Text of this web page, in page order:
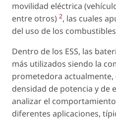
movilidad eléctrica
entre otros) 2, las cuales
del uso de los
Dentro de los ESS, las
más utilizados siendo la
prometedora actualmente,
densidad de potencia y de
analizar el
diferentes aplicaciones,